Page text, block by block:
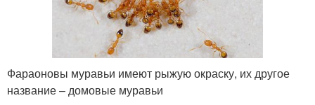
Фараоновы муравьи имеют рыжую окраску, их другое
название – домовые муравьи